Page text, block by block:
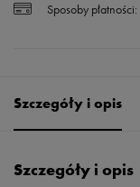
Sposoby płatności:
Szczegóły i opis
Szczegóły i opis